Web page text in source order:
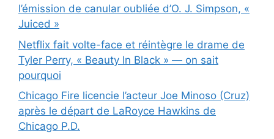
l’émission de canular oubliée d’O. J. Simpson, «
Juiced »
Netflix fait volte-face et réintègre le drame de
Tyler Perry, « Beauty In Black » — on sait
pourquoi
Chicago Fire licencie l’acteur Joe Minoso (Cruz)
après le départ de LaRoyce Hawkins de
Chicago P.D.